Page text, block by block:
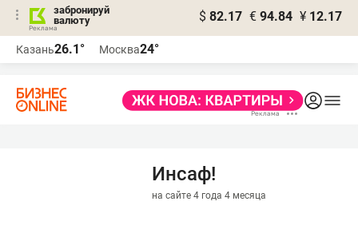
забронируй
валюту
$ 82.17 € 94.84 ¥ 12.17
Казань26.1° Москва24°
Инсаф!
на сайте 4 года 4 месяца